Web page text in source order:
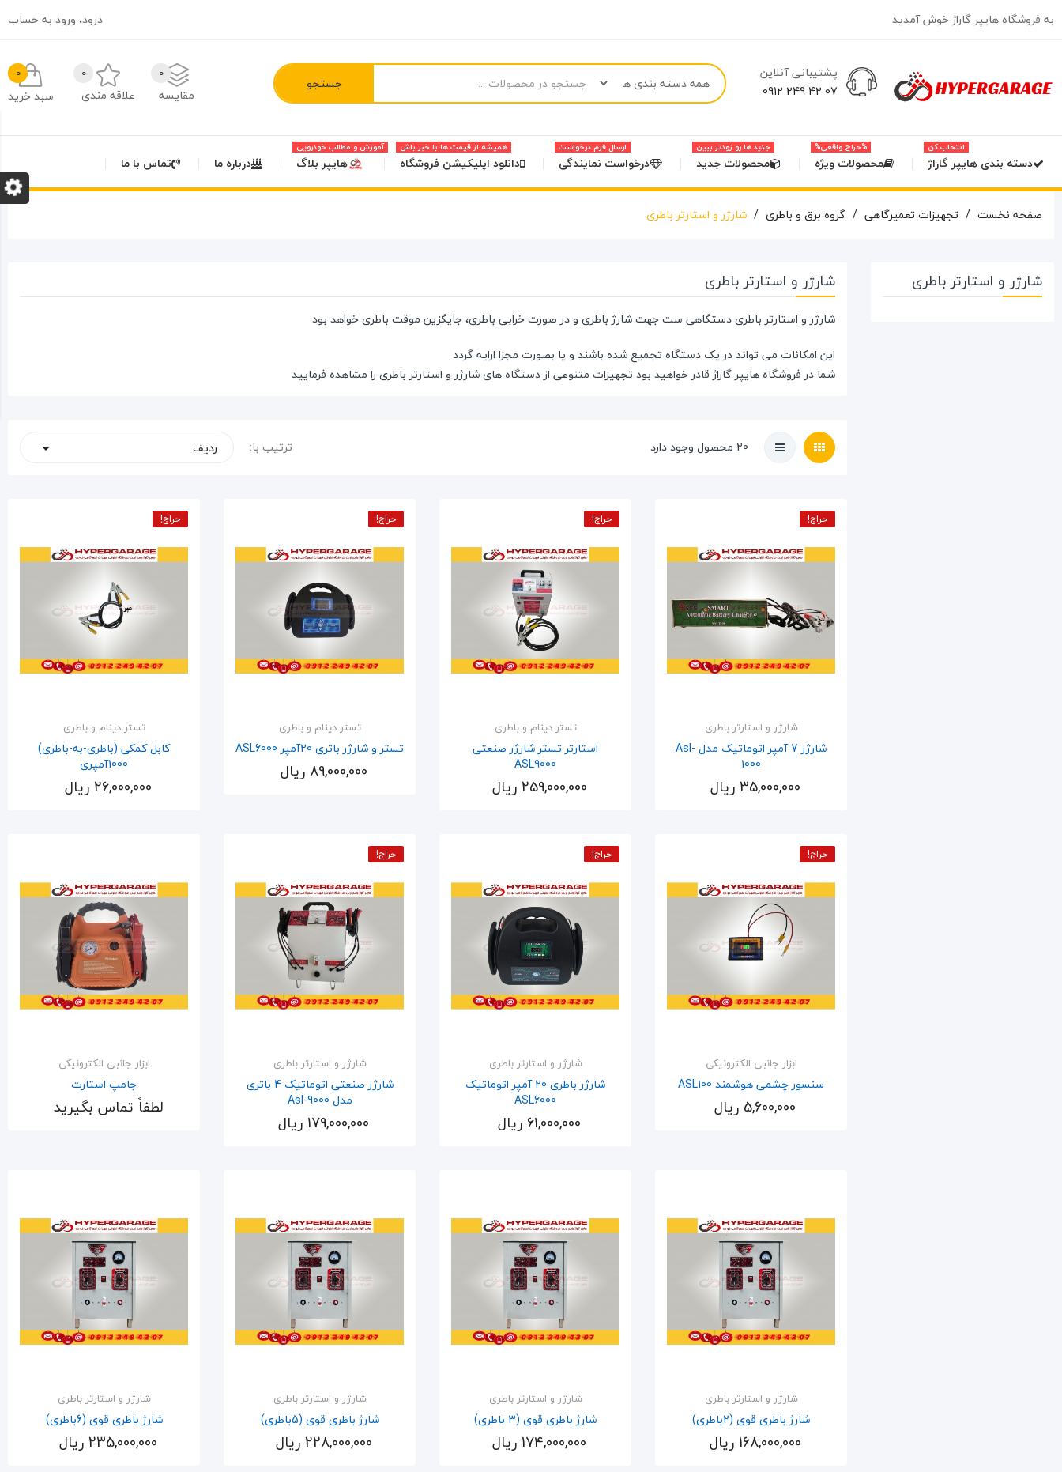
به فروشگاه هایپر گاراژ خوش آمدید درود، ورود به حساب
پشتیبانی آنلاین:
07 42 249 0912
جستجو
0
سبد خرید علاقه مندی
0
مقایسه
0
دسته بندی هایپر گاراژ
انتخاب کن
محصولات ویژه
%حراج واقعی%
محصولات جدید
جدید ها رو زودتر ببین
درخواست نمایندگی
ارسال فرم درخواست
دانلود اپلیکیشن فروشگاه
همیشه از قیمت ها با خبر باش
هایپر بلاگ
آموزش و مطالب خودرویی
درباره ما تماس با ما
صفحه نخست تجهیزات تعمیرگاهی گروه برق و باطری شارژر و استارتر باطری
شارژر و استارتر باطری شارژر و استارتر باطری
شارژر و استارتر باطری دستگاهی ست جهت شارژ باطری و در صورت خرابی باطری، جایگزین موقت باطری خواهد بود
این امکانات می تواند در یک دستگاه تجمیع شده باشند و یا بصورت مجزا ارایه گردد
شما در فروشگاههایپر گاراژ قادر خواهید بود تجهیزات متنوعی از دستگاه هایشارژر و استارتر باطری را مشاهده فرمایید
20 محصول وجود دارد ترتیب با: ردیف 
حراج!
شارژر و استارتر باطری
شارژر 7 آمپر اتوماتیک مدل Asl-
1000
35,000,000 ریال
اضافه به سبد
حراج!
تستر دینام و باطری
استارتر تستر شارژر صنعتی
ASL9000
259,000,000 ریال
اضافه به سبد
حراج!
تستر دینام و باطری
تستر و شارژر باتری 20آمپر ASL6000
89,000,000 ریال
اضافه به سبد
حراج!
تستر دینام و باطری
کابل کمکی (باطری-به-باطری)
1000آمپری
26,000,000 ریال
اضافه به سبد
حراج!
ابزار جانبی الکترونیکی
سنسور چشمی هوشمند ASL100
5,600,000 ریال
اضافه به سبد
حراج!
شارژر و استارتر باطری
شارژر باطری 20 آمپر اتوماتیک
ASL6000
61,000,000 ریال
اضافه به سبد
حراج!
شارژر و استارتر باطری
شارژر صنعتی اتوماتیک 4 باتری
مدل Asl-9000
179,000,000 ریال
اضافه به سبد
ابزار جانبی الکترونیکی
جامپ استارت
لطفاً تماس بگیرید
اضافه به سبد
شارژر و استارتر باطری
شارژ باطری قوی (2باطری)
168,000,000 ریال
اضافه به سبد
شارژر و استارتر باطری
شارژ باطری قوی (3 باطری)
174,000,000 ریال
اضافه به سبد
شارژر و استارتر باطری
شارژ باطری قوی (5باطری)
228,000,000 ریال
اضافه به سبد
شارژر و استارتر باطری
شارژ باطری قوی (6باطری)
235,000,000 ریال
اضافه به سبد